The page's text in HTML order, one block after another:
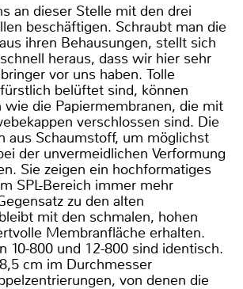
an dieser Stelle mit den drei
beschäftigen. Schraubt man die
ihren Behausungen, stellt sich
heraus, dass wir hier sehr
vor uns haben. Tolle
belüftet sind, können
wie die Papiermembranen, die mit
verschlossen sind. Die
aus Schaumstoff, um möglichst
der unvermeidlichen Verformung
Sie zeigen ein hochformatiges
SPL-Bereich immer mehr
zu den alten
mit den schmalen, hohen
Membranfläche erhalten.
10-800 und 12-800 sind identisch.
cm im Durchmesser
von denen die